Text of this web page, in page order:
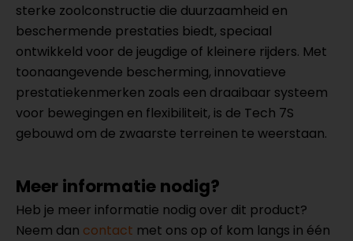
sterke zoolconstructie die duurzaamheid en
beschermende prestaties biedt, speciaal
ontwikkeld voor de jeugdige of kleinere rijders. Met
toonaangevende bescherming, innovatieve
prestatiekenmerken zoals een draaibaar systeem
voor bewegingen en flexibiliteit, is de Tech 7S
gebouwd om de zwaarste terreinen te weerstaan.
Meer informatie nodig?
Heb je meer informatie nodig over dit product?
Neem dan contact met ons op of kom langs in één